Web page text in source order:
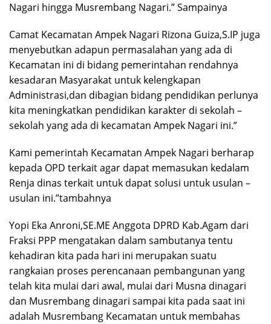
Nagari hingga Musrembang Nagari.” Sampainya
Camat Kecamatan Ampek Nagari Rizona Guiza,S.IP juga
menyebutkan adapun permasalahan yang ada di
Kecamatan ini di bidang pemerintahan rendahnya
kesadaran Masyarakat untuk kelengkapan
Administrasi,dan dibagian bidang pendidikan perlunya
kita meningkatkan pendidikan karakter di sekolah –
sekolah yang ada di kecamatan Ampek Nagari ini.”
Kami pemerintah Kecamatan Ampek Nagari berharap
kepada OPD terkait agar dapat memasukan kedalam
Renja dinas terkait untuk dapat solusi untuk usulan –
usulan ini.”tambahnya
Yopi Eka Anroni,SE.ME Anggota DPRD Kab.Agam dari
Fraksi PPP mengatakan dalam sambutanya tentu
kehadiran kita pada hari ini merupakan suatu
rangkaian proses perencanaan pembangunan yang
telah kita mulai dari awal, mulai dari Musna dinagari
dan Musrembang dinagari sampai kita pada saat ini
adalah Musrembang Kecamatan untuk membahas